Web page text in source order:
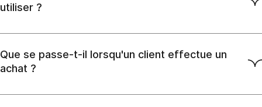
utiliser ?
Que se passe-t-il lorsqu'un client effectue un
achat ?